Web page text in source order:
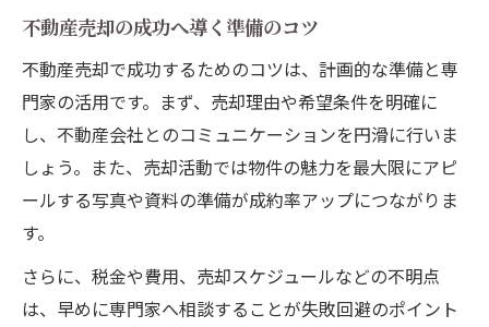
不動産売却の成功へ導く準備のコツ
不動産売却で成功するためのコツは、計画的な準備と専
門家の活用です。まず、売却理由や希望条件を明確に
し、不動産会社とのコミュニケーションを円滑に行いま
しょう。また、売却活動では物件の魅力を最大限にアピ
ールする写真や資料の準備が成約率アップにつながりま
す。
さらに、税金や費用、売却スケジュールなどの不明点
は、早めに専門家へ相談することが失敗回避のポイント